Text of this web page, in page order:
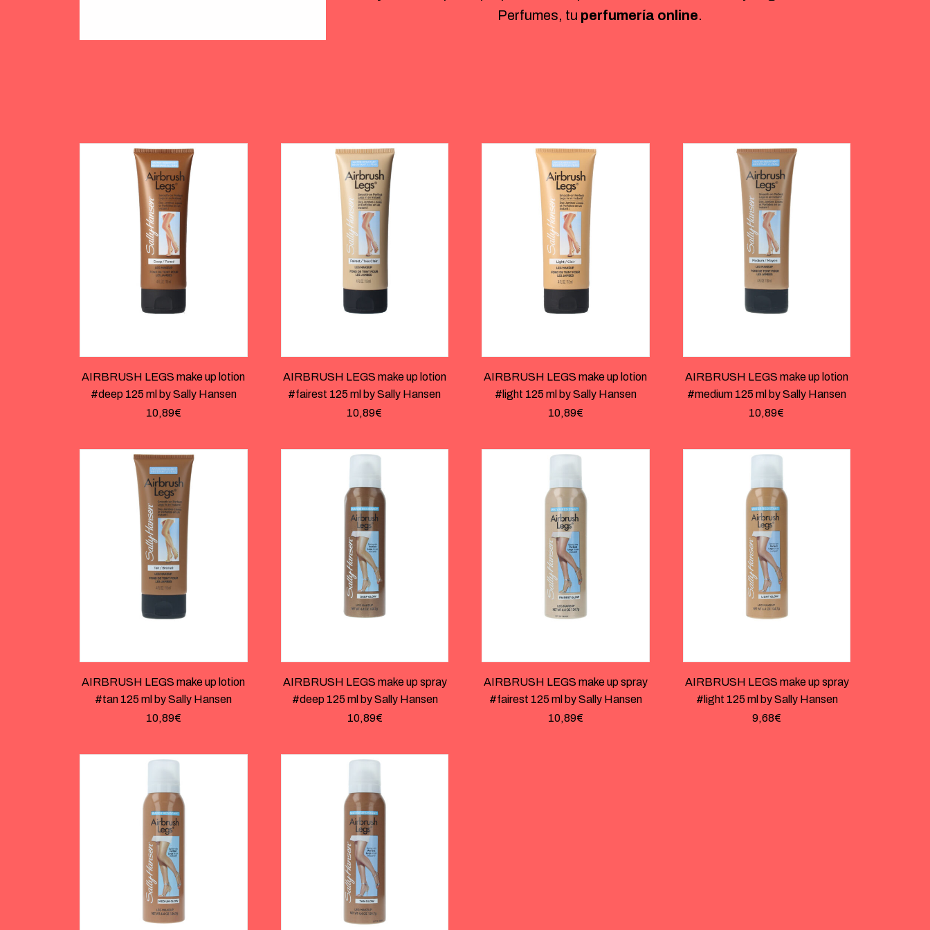
Perfumes, tu perfumería online.
AIRBRUSH LEGS make up lotion
#deep 125 ml by Sally Hansen
10,89€
AIRBRUSH LEGS make up lotion
#fairest 125 ml by Sally Hansen
10,89€
AIRBRUSH LEGS make up lotion
#light 125 ml by Sally Hansen
10,89€
AIRBRUSH LEGS make up lotion
#medium 125 ml by Sally Hansen
10,89€
AIRBRUSH LEGS make up lotion
#tan 125 ml by Sally Hansen
10,89€
AIRBRUSH LEGS make up spray
#deep 125 ml by Sally Hansen
10,89€
AIRBRUSH LEGS make up spray
#fairest 125 ml by Sally Hansen
10,89€
AIRBRUSH LEGS make up spray
#light 125 ml by Sally Hansen
9,68€